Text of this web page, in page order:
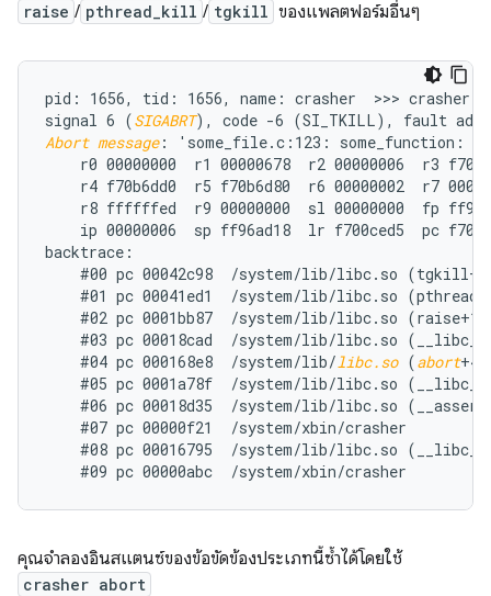
raise / pthread_kill / tgkill ของแพลตฟอร์มอื่นๆ
pid: 1656, tid: 1656, name: crasher  >>> crasher
signal 6 (SIGABRT
Abort message: 'some_file.c:123: some_function:
r0 00000000  r1 00000678  r2 00000006  r3
r4 f70b6dd0  r5 f70b6d80  r6 00000002  r7
r8 ffffffed  r9 00000000  sl 00000000  fp
ip 00000006  sp ff96ad18  lr f700ced5  pc
backtrace:
#00 pc 00042c98  /system/lib/libc.so
#01 pc 00041ed1  /system/lib/libc.so
#02 pc 0001bb87  /system/lib/libc.so
#03 pc 00018cad  /system/lib/libc.so
    #04 pc 000168e8  /system/lib/
libc.so (abort+4)
#05 pc 0001a78f  /system/lib/libc.so
#06 pc 00018d35  /system/lib/libc.so
    #07 pc 00000f21  /system/xbin/crasher
#08 pc 00016795  /system/lib/libc.so
คุณจำลองอินสแตนซ์ของข้อขัดข้องประเภทนี้ซ้ำได้โดยใช้
crasher abort